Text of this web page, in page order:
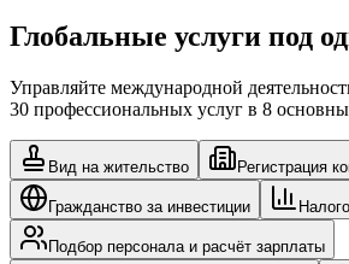
Глобальные услуги под
Управляйте международной
30 профессиональных услуг в 8
Вид на жительство Регистрация
Гражданство за инвестиции
Подбор персонала и расчёт зарплаты